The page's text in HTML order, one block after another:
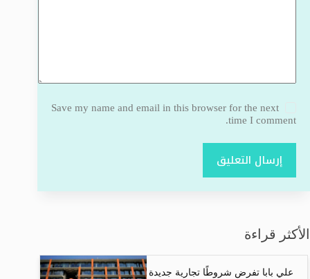
Save my name and email in this browser for the next
time I comment.
إرسال التعليق
الأكثر قراءة
علي بابا تفرض شروطًا تجارية جديدة